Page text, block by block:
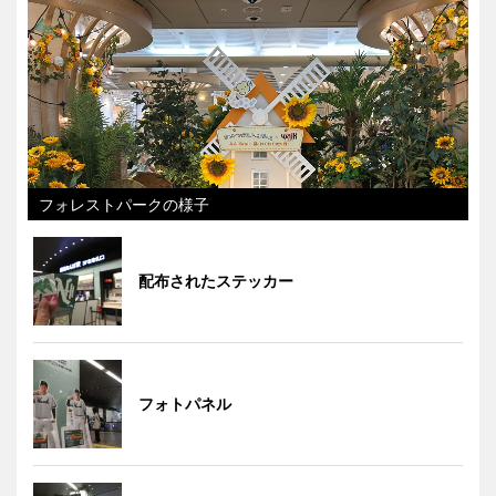
フォレストパークの様子
配布されたステッカー
フォトパネル